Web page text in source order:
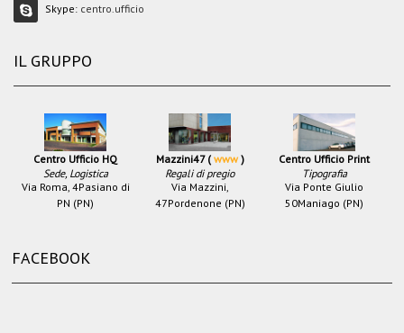
Skype: centro.ufficio
IL GRUPPO
Centro Ufficio HQ
Sede, Logistica
Via Roma, 4Pasiano di
PN (PN)
Mazzini47 (www)
Regali di pregio
Via Mazzini,
47Pordenone (PN)
Centro Ufficio Print
Tipografia
Via Ponte Giulio
50Maniago (PN)
FACEBOOK